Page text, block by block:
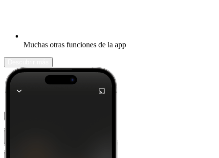
Muchas otras funciones de la app